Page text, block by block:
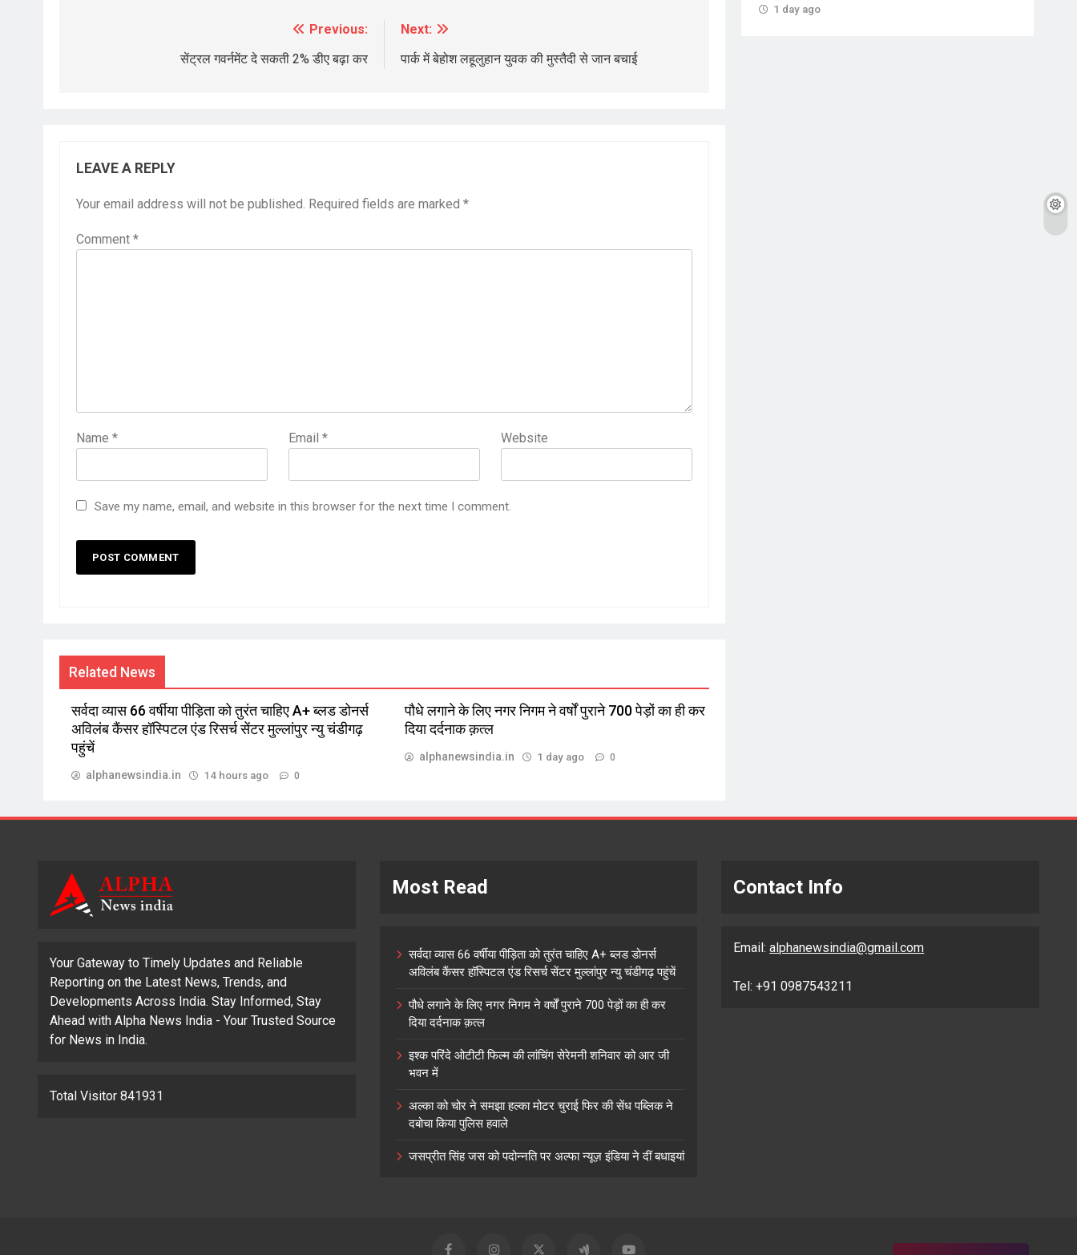
Previous:
सेंट्रल गवर्नमेंट दे सकती 2% डीए बढ़ा कर
Next:
पार्क में बेहोश लहूलुहान युवक की मुस्तैदी से जान बचाई
LEAVE A REPLY
Your email address will not be published. Required fields are marked *
Comment *
Name * Email* Website
Save my name, email, and website in this browser for the next time I comment.
Related News
सर्वदा व्यास 66 वर्षीया पीड़िता को तुरंत चाहिए A+ ब्लड डोनर्स
अविलंब कैंसर हॉस्पिटल एंड रिसर्च सेंटर मुल्लांपुर न्यु चंडीगढ़
पहुंचें
alphanewsindia.in 14 hours ago 0
पौधे लगाने के लिए नगर निगम ने वर्षों पुराने 700 पेड़ों का ही कर
दिया दर्दनाक क़त्ल
alphanewsindia.in 1 day ago 0
1 day ago
Your Gateway to Timely Updates and Reliable
Reporting on the Latest News, Trends, and
Developments Across India. Stay Informed, Stay
Ahead with Alpha News India - Your Trusted Source
for News in India.
Total Visitor 841931
Most Read
सर्वदा व्यास 66 वर्षीया पीड़िता को तुरंत चाहिए A+ ब्लड डोनर्स
अविलंब कैंसर हॉस्पिटल एंड रिसर्च सेंटर मुल्लांपुर न्यु चंडीगढ़ पहुंचें
पौधे लगाने के लिए नगर निगम ने वर्षों पुराने 700 पेड़ों का ही कर
दिया दर्दनाक क़त्ल
इश्क परिंदे ओटीटी फिल्म की लांचिंग सेरेमनी शनिवार को आर जी
भवन में
अल्का को चोर ने समझा हल्का मोटर चुराई फिर की सेंध पब्लिक ने
दबोचा किया पुलिस हवाले
जसप्रीत सिंह जस को पदोन्नति पर अल्फा न्यूज़ इंडिया ने दीं बधाइयां
Contact Info
Email:alphanewsindia@gmail.com
Tel: +91 0987543211